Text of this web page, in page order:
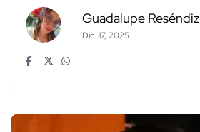
Guadalupe Reséndiz
Dic. 17, 2025